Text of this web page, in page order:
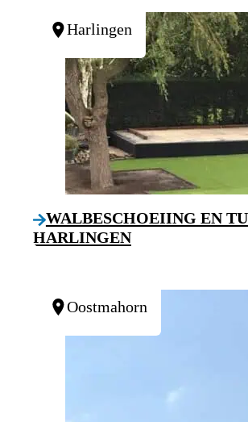
Harlingen
WALBESCHOEIING EN
HARLINGEN
Oostmahorn